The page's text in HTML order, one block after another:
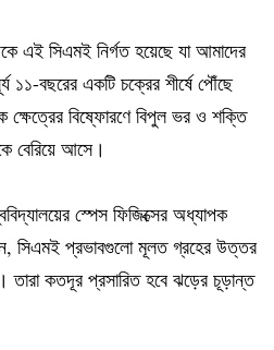
এই সিএমই নির্গত হয়েছে যা আমাদের
বছরের একটি চক্রের শীর্ষে পৌঁছে
ক্ষেত্রের বিষ্ফোরণে বিপুল ভর ও শক্তি
বেরিয়ে আসে।
স্পেস ফিজিক্সের অধ্যাপক
সিএমই প্রভাবগুলো মূলত গ্রহের উত্তর
তারা কতদূর প্রসারিত হবে ঝড়ের চূড়ান্ত